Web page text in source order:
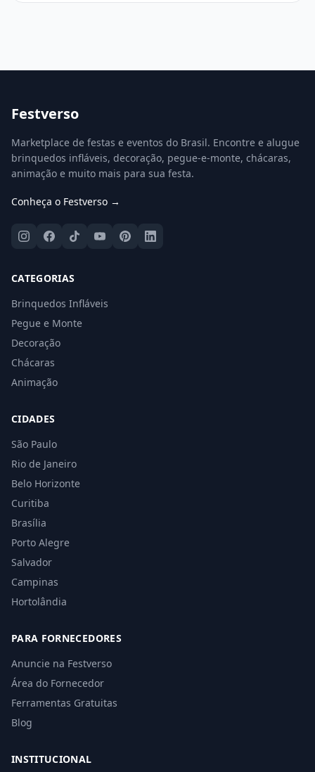
Festverso
Marketplace de festas e eventos do Brasil. Encontre e alugue
brinquedos infláveis, decoração, pegue-e-monte, chácaras,
animação e muito mais para sua festa.
Conheça o Festverso →
CATEGORIAS
Brinquedos Infláveis
Pegue e Monte
Decoração
Chácaras
Animação
CIDADES
São Paulo
Rio de Janeiro
Belo Horizonte
Curitiba
Brasília
Porto Alegre
Salvador
Campinas
Hortolândia
PARA FORNECEDORES
Anuncie na Festverso
Área do Fornecedor
Ferramentas Gratuitas
Blog
INSTITUCIONAL